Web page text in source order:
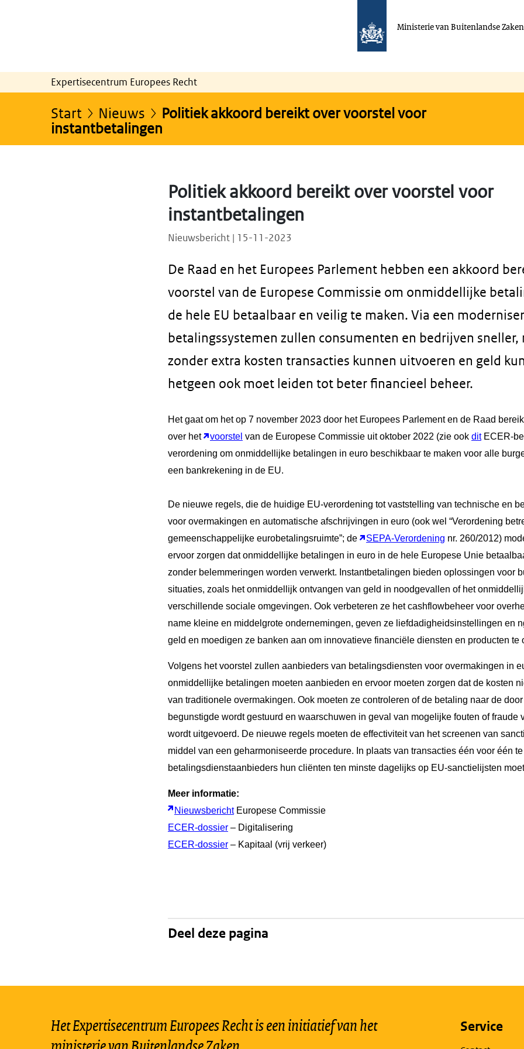
Ministerie van Buitenlandse Zaken
Expertisecentrum Europees Recht
Start Nieuws
Politiek akkoord bereikt over voorstel voor
instantbetalingen
Politiek akkoord bereikt over voorstel voor
instantbetalingen
Nieuwsbericht | 15-11-2023
De Raad en het Europees Parlement hebben een akkoord
voorstel van de Europese Commissie om onmiddellijke
de hele EU betaalbaar en veilig te maken. Via een
betalingssystemen zullen consumenten en bedrijven sneller,
zonder extra kosten transacties kunnen uitvoeren en geld
hetgeen ook moet leiden tot beter financieel beheer.
Het gaat om het op 7 november 2023 door het Europees Parlement en de Raad
over het
voorstel van de Europese Commissie uit oktober 2022 (zie ook ditECER-
verordening om onmiddellijke betalingen in euro beschikbaar te maken voor alle
een bankrekening in de EU.
De nieuwe regels, die de huidige EU-verordening tot vaststelling van technische en
voor overmakingen en automatische afschrijvingen in euro (ook wel “Verordening
gemeenschappelijke eurobetalingsruimte”; de
SEPA-Verordening nr. 260/2012)
ervoor zorgen dat onmiddellijke betalingen in euro in de hele Europese Unie
zonder belemmeringen worden verwerkt. Instantbetalingen bieden oplossingen voor
situaties, zoals het onmiddellijk ontvangen van geld in noodgevallen of het
verschillende sociale omgevingen. Ook verbeteren ze het cashflowbeheer voor
name kleine en middelgrote ondernemingen, geven ze liefdadigheidsinstellingen en
geld en moedigen ze banken aan om innovatieve financiële diensten en producten te
Volgens het voorstel zullen aanbieders van betalingsdiensten voor overmakingen in
onmiddellijke betalingen moeten aanbieden en ervoor moeten zorgen dat de kosten
van traditionele overmakingen. Ook moeten ze controleren of de betaling naar de
begunstigde wordt gestuurd en waarschuwen in geval van mogelijke fouten of fraude
wordt uitgevoerd. De nieuwe regels moeten de effectiviteit van het screenen van
middel van een geharmoniseerde procedure. In plaats van transacties één voor één
betalingsdienstaanbieders hun cliënten ten minste dagelijks op EU-sanctielijsten
Meer informatie:
Nieuwsbericht Europese Commissie
ECER-dossier – Digitalisering
ECER-dossier – Kapitaal (vrij verkeer)
Deel deze pagina
Het Expertisecentrum Europees Recht is een initiatief van het
Service